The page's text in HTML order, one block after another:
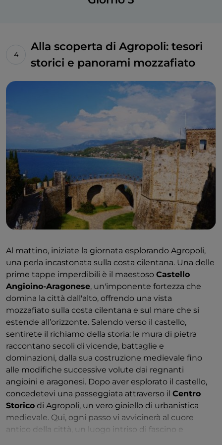
Alla scoperta di Agropoli: tesori
storici e panorami mozzafiato
Al mattino, iniziate la giornata esplorando Agropoli,
una perla incastonata sulla costa cilentana. Una delle
prime tappe imperdibili è il maestoso Castello
Angioino-Aragonese, un'imponente fortezza che
domina la città dall'alto, offrendo una vista
mozzafiato sulla costa cilentana e sul mare che si
estende all’orizzonte. Salendo verso il castello,
sentirete il richiamo della storia: le mura di pietra
raccontano secoli di vicende, battaglie e
dominazioni, dalla sua costruzione medievale fino
alle modifiche successive volute dai regnanti
angioini e aragonesi. Dopo aver esplorato il castello,
concedetevi una passeggiata attraverso il Centro
Storico di Agropoli, un vero gioiello di urbanistica
medievale. Qui, ogni passo vi avvicinerà al cuore
antico della città, un luogo intriso di fascino e